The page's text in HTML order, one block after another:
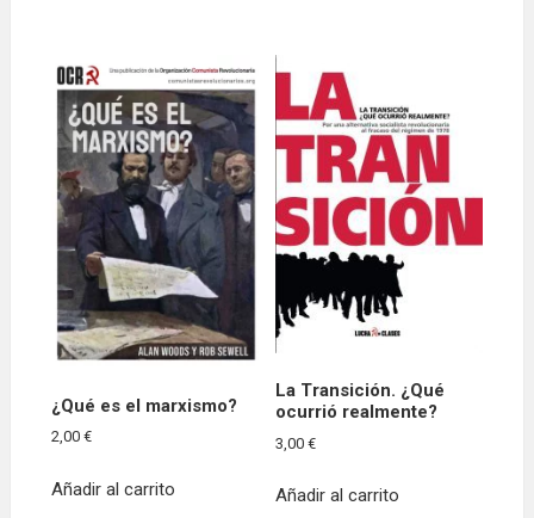
¿Qué es el marxismo?
2,00€
Añadir al carrito
La Transición. ¿Qué
ocurrió realmente?
3,00€
Añadir al carrito